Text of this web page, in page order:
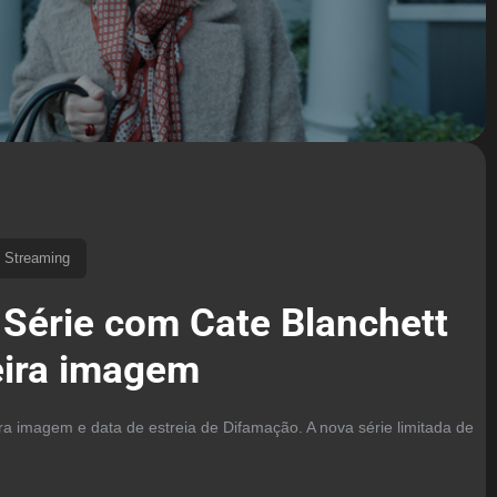
Streaming
com Cate Blanchett
imagem
imagem e data de estreia de Difamação. A nova série limitada de